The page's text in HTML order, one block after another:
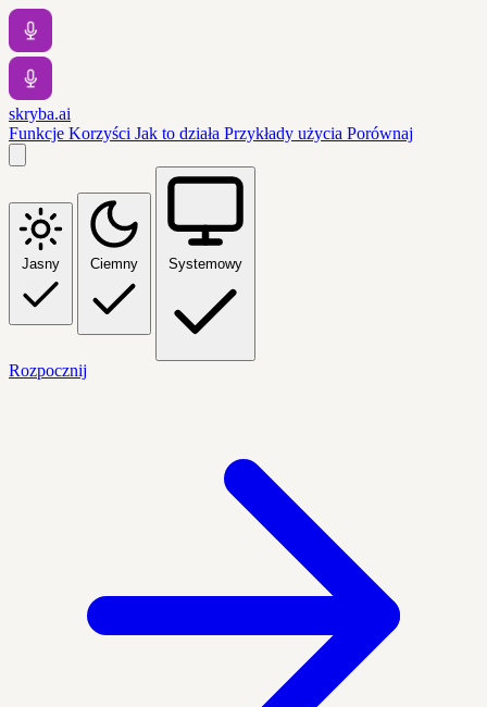
skryba.ai
Funkcje Korzyści Jak to działa Przykłady użycia Porównaj
Jasny Ciemny Systemowy
Rozpocznij